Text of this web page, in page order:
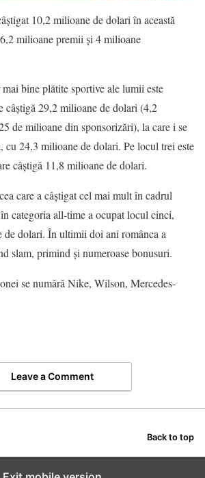
10,2 milioane de dolari în această
milioane premii și 4 milioane
bine plătite sportive ale lumii este
câștigă 29,2 milioane de dolari (4,2
de milioane din sponsorizări), la care i se
cu 24,3 milioane de dolari. Pe locul trei este
câștigă 11,8 milioane de dolari.
care a câștigat cel mai mult în cadrul
categoria all-time a ocupat locul cinci,
de dolari. În ultimii doi ani românca a
slam, primind și numeroase bonusuri.
se numără Nike, Wilson, Mercedes-
Leave a Comment
Back to top